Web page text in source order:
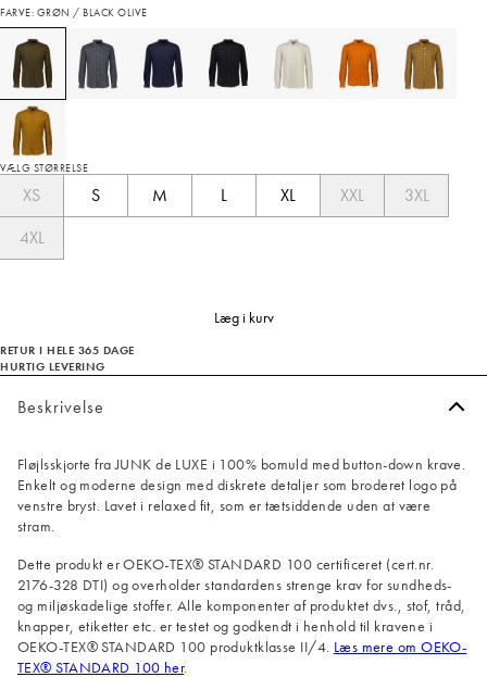
FARVE: GRØN / BLACK OLIVE
VÆLG STØRRELSE
XS S M L XL XXL
3XL
4XL
Læg i kurv
RETUR I HELE 365 DAGE
HURTIG LEVERING
Beskrivelse
Fløjlsskjorte fra JUNK de LUXE i 100% bomuld med button-down krave.
Enkelt og moderne design med diskrete detaljer som broderet logo på
venstre bryst. Lavet i relaxed fit, som er tætsiddende uden at være
stram.
Dette produkt er OEKO-TEX® STANDARD 100 certificeret (cert.nr.
2176-328 DTI) og overholder standardens strenge krav for sundheds-
og miljøskadelige stoffer. Alle komponenter af produktet dvs., stof, tråd,
knapper, etiketter etc. er testet og godkendt i henhold til kravene i
OEKO-TEX® STANDARD 100 produktklasse II/4. Læs mere om OEKO-
TEX® STANDARD 100 her.